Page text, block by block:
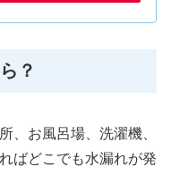
？
、お風呂場、洗濯機、
ばどこでも水漏れが発